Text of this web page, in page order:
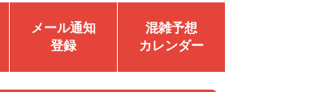
メール通知
登録
混雑予想
カレンダー